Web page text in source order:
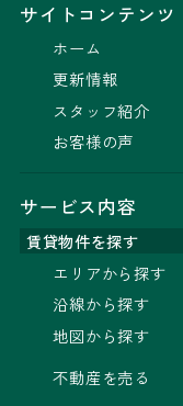
サイトコンテンツ
ホーム
更新情報
スタッフ紹介
お客様の声
サービス内容
賃貸物件を探す
エリアから探す
沿線から探す
地図から探す
不動産を売る